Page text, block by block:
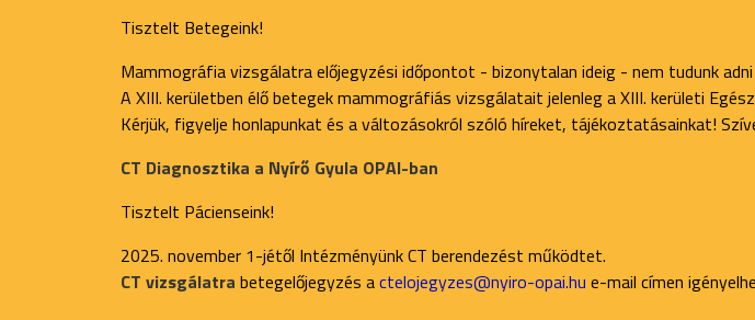
Tisztelt Betegeink!
Mammográfia vizsgálatra előjegyzési időpontot - bizonytalan ideig - nem tudunk
A XIII. kerületben élő betegek mammográfiás vizsgálatait jelenleg a XIII. kerületi
Kérjük, figyelje honlapunkat és a változásokról szóló híreket, tájékoztatásainkat!
CT Diagnosztika a Nyírő Gyula OPAI-ban
Tisztelt Pácienseink!
2025. november 1-jétől Intézményünk CT berendezést működtet.
CT vizsgálatra betegelőjegyzés actelojegyzes@nyiro-opai.hu e-mail címen